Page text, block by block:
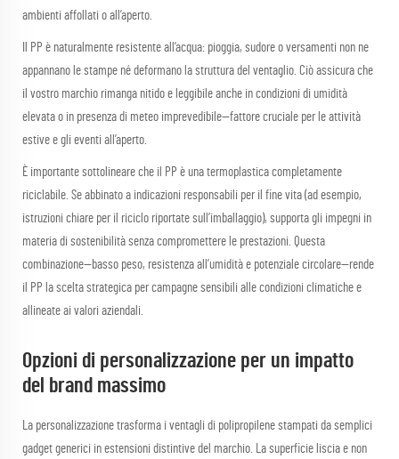
ambienti affollati o all’aperto.
Il PP è naturalmente resistente all’acqua: pioggia, sudore o versamenti non ne
appannano le stampe né deformano la struttura del ventaglio. Ciò assicura che
il vostro marchio rimanga nitido e leggibile anche in condizioni di umidità
elevata o in presenza di meteo imprevedibile—fattore cruciale per le attività
estive e gli eventi all’aperto.
È importante sottolineare che il PP è una termoplastica completamente
riciclabile. Se abbinato a indicazioni responsabili per il fine vita (ad esempio,
istruzioni chiare per il riciclo riportate sull’imballaggio), supporta gli impegni in
materia di sostenibilità senza compromettere le prestazioni. Questa
combinazione—basso peso, resistenza all’umidità e potenziale circolare—rende
il PP la scelta strategica per campagne sensibili alle condizioni climatiche e
allineate ai valori aziendali.
Opzioni di personalizzazione per un impatto
del brand massimo
La personalizzazione trasforma i ventagli di polipropilene stampati da semplici
gadget generici in estensioni distintive del marchio. La superficie liscia e non